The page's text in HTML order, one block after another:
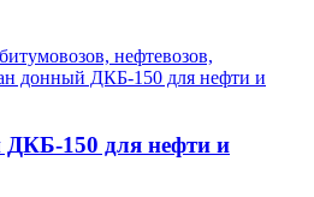
нефтевозов,
донный ДКБ-150 для нефти и
150 для нефти и